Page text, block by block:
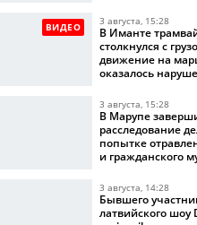
ВИДЕО 3 августа, 15:28
В Иманте
столкнулся с
движение на
оказалось
3 августа, 15:28
В Марупе
расследование
попытке
и гражданского
3 августа, 14:28
Бывшего
латвийского шоу